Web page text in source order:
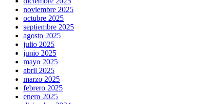
noviembre 2025
octubre 2025
septiembre 2025
agosto 2025
julio 2025
junio 2025
mayo 2025
abril 2025
marzo 2025
febrero 2025
enero 2025